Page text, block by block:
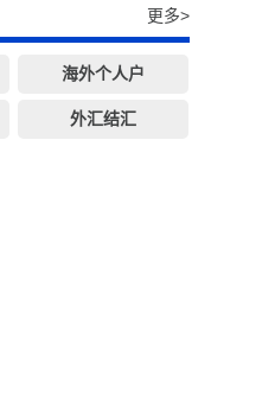
更多>
海外个人户
外汇结汇